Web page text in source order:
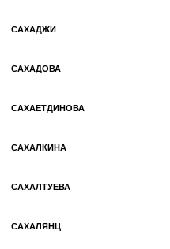
САХАДЖИ
САХАДОВА
САХАЕТДИНОВА
САХАЛКИНА
САХАЛТУЕВА
САХАЛЯНЦ